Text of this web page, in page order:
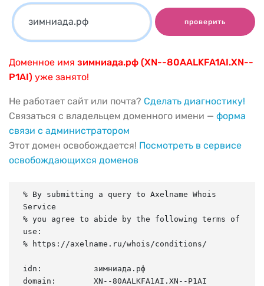
проверить
Доменное имя зимниада.рф (XN--80AALKFA1AI.XN--
P1AI) уже занято!
Не работает сайт или почта? Сделать диагностику!
Связаться с владельцем доменного имени — форма
связи с администратором
Этот домен освобождается! Посмотреть в сервисе
освобождающихся доменов
% By submitting a query to Axelname Whois
Service
% you agree to abide by the following terms of
use:
% https://axelname.ru/whois/conditions/
idn:           зимниада.рф
domain:        XN--80AALKFA1AI.XN--P1AI